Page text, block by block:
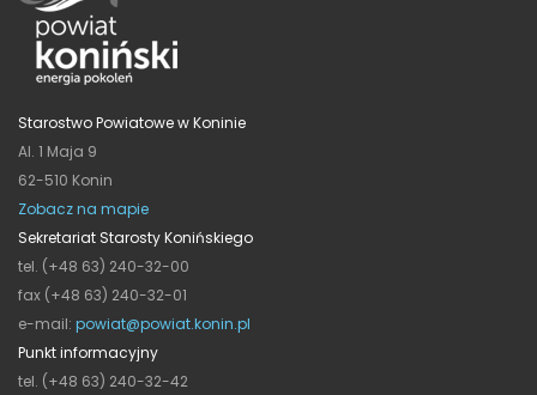
Starostwo Powiatowe w Koninie
Al. 1 Maja 9
62-510 Konin
Zobacz na mapie
Sekretariat Starosty Konińskiego
tel. (+48 63) 240-32-00
fax (+48 63) 240-32-01
e-mail: powiat@powiat.konin.pl
Punkt informacyjny
tel. (+48 63) 240-32-42